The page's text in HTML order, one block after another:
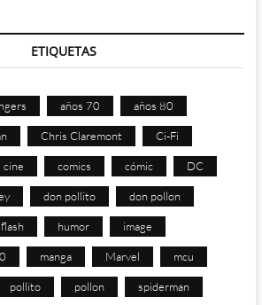
ETIQUETAS
años 70 años 80
Chris Claremont Ci-Fi
cine comics cómic DC
don pollito don pollon
flash humor image
manga Marvel mcu
pollito pollon spiderman